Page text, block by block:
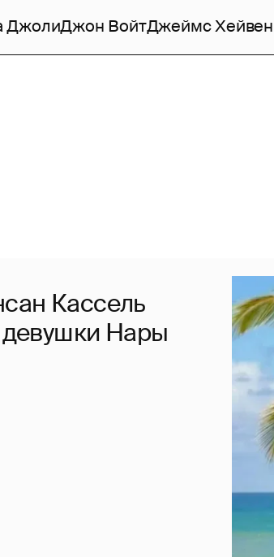
ДжолиДжон ВойтДжеймс Хейвен
Кассель
Нары